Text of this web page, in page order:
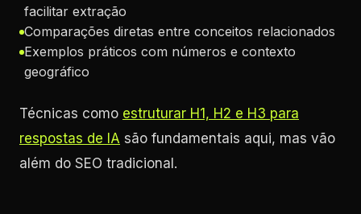
facilitar extração
Comparações diretas entre conceitos relacionados
Exemplos práticos com números e contexto
geográfico
Técnicas como estruturar H1, H2 e H3 para
respostas de IA são fundamentais aqui, mas vão
além do SEO tradicional.